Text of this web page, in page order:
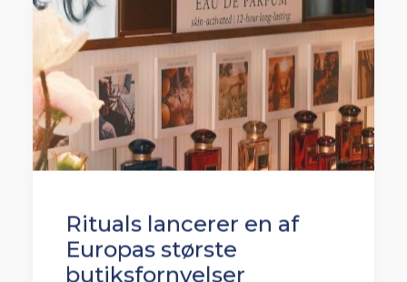
Rituals lancerer en af
Europas største
butiksfornyelser